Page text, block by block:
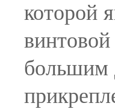
которой
большим